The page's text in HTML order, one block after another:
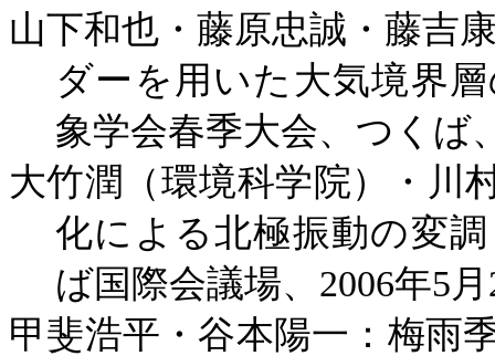
山下和也・藤原忠誠・藤吉
ダーを用いた大気境界
象学会春季大会、つくば
大竹潤（環境科学院）・川
化による北極振動の変
ば国際会議場、 2006年5月
甲斐浩平・谷本陽一：梅雨